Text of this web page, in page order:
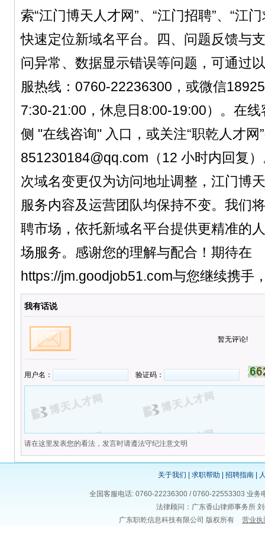
索“江门博天人才网”、“江门招聘”、“江
快速定位新域名平台。四、问题反馈与
问异常、数据显示错误等问题，可通过
服热线：0760-22236300，或微信
7:30-21:00，休息日8:00-19:00）。在
侧 "在线咨询" 入口，或关注“职乾人才网
851230184@qq.com（12 小时内回复
次域名变更仅为访问地址调整，江门博
服务内容及运营团队均保持不变。我们
聘市场，依托新域名平台提供更精准的
场服务。感谢您的理解与配合！期待在
https://jm.goodjob51.com与您继续携手
我有话说
暂无评论!
用户名： 验证码：
请在这里发表您的看法，发言时请遵法守纪注意文明
关于我们 求职帮助 招聘指南
全国客服电话: 0760-22236300 / 0760-22553303 业
法律顾问：广东香山律师事务所
广东职乾信息科技有限公司 版权所有
营业执